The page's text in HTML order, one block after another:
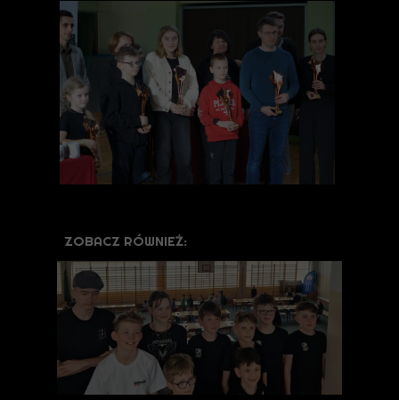
ZOBACZ RÓWNIEŻ: